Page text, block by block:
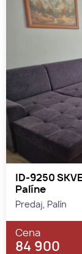
ID-9250
Palíne
Predaj, Palín
Cena
84 900